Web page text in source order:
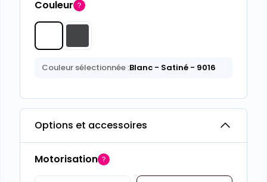
Couleur
Couleur sélectionnée :Blanc - Satiné - 9016
Options et accessoires
Motorisation